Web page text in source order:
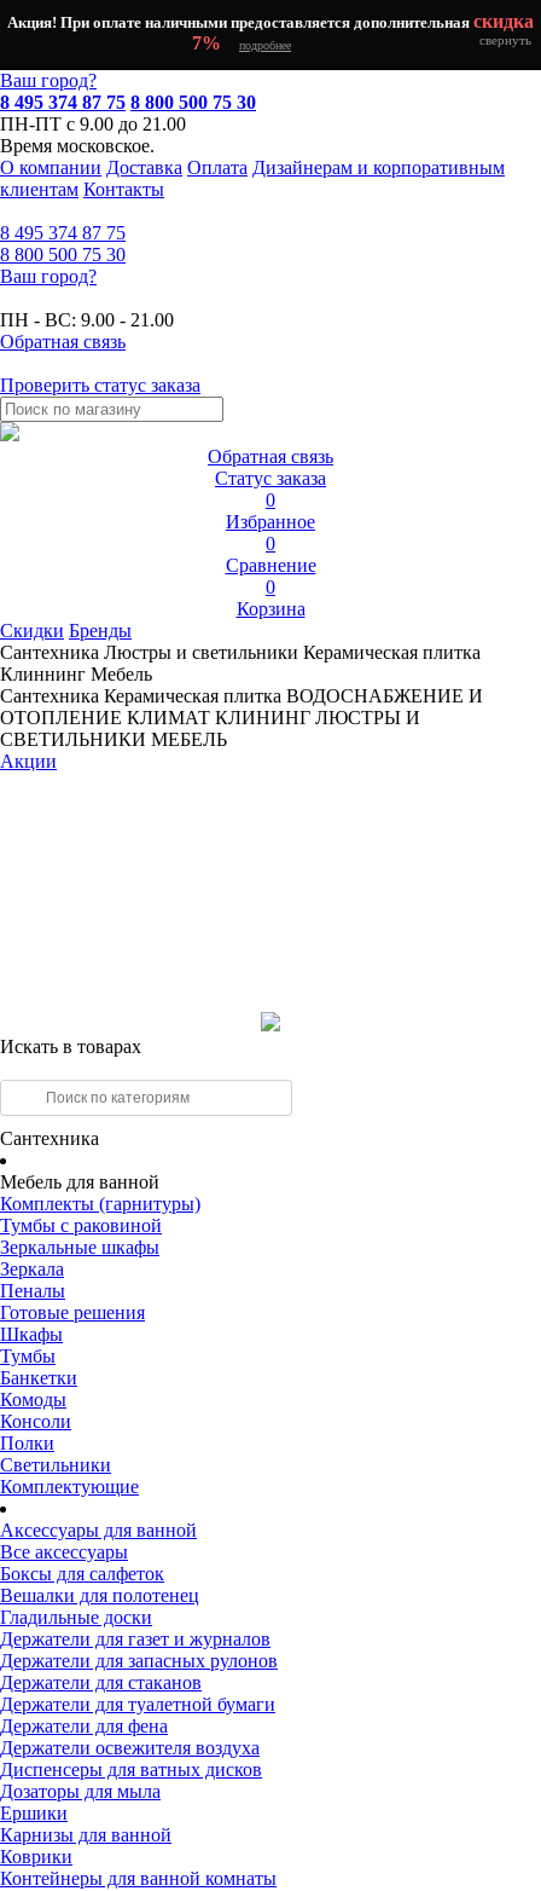
Акция! При оплате наличными предоставляется дополнительная скидка
7%
подробнее свернуть
Ваш город?
8 495 374 87 75 8 800 500 75 30
ПН-ПТ с 9.00 до 21.00
Время московское.
О компании Доставка Оплата Дизайнерам и корпоративным
клиентам Контакты
8 495 374 87 75
8 800 500 75 30
Ваш город?
ПН - ВС: 9.00 - 21.00
Обратная связь
Проверить статус заказа
Обратная связь
Статус заказа
0
Избранное
0
Сравнение
0
Корзина
Скидки Бренды
Сантехника Люстры и светильники Керамическая плитка
Клиннинг Мебель
Сантехника Керамическая плитка ВОДОСНАБЖЕНИЕ И
ОТОПЛЕНИЕ КЛИМАТ КЛИНИНГ ЛЮСТРЫ И
СВЕТИЛЬНИКИ МЕБЕЛЬ
Акции
Искать в товарах
Сантехника
Мебель для ванной
Комплекты (гарнитуры)
Тумбы с раковиной
Зеркальные шкафы
Зеркала
Пеналы
Готовые решения
Шкафы
Тумбы
Банкетки
Комоды
Консоли
Полки
Светильники
Комплектующие
Аксессуары для ванной
Все аксессуары
Боксы для салфеток
Вешалки для полотенец
Гладильные доски
Держатели для газет и журналов
Держатели для запасных рулонов
Держатели для стаканов
Держатели для туалетной бумаги
Держатели для фена
Держатели освежителя воздуха
Диспенсеры для ватных дисков
Дозаторы для мыла
Ершики
Карнизы для ванной
Коврики
Контейнеры для ванной комнаты